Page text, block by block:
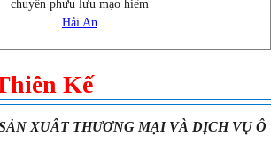
chuyến phưu lưu mạo hiểm
Hải An
Kế
XUÂT THƯƠNG MẠI VÀ DỊCH VỤ Ô